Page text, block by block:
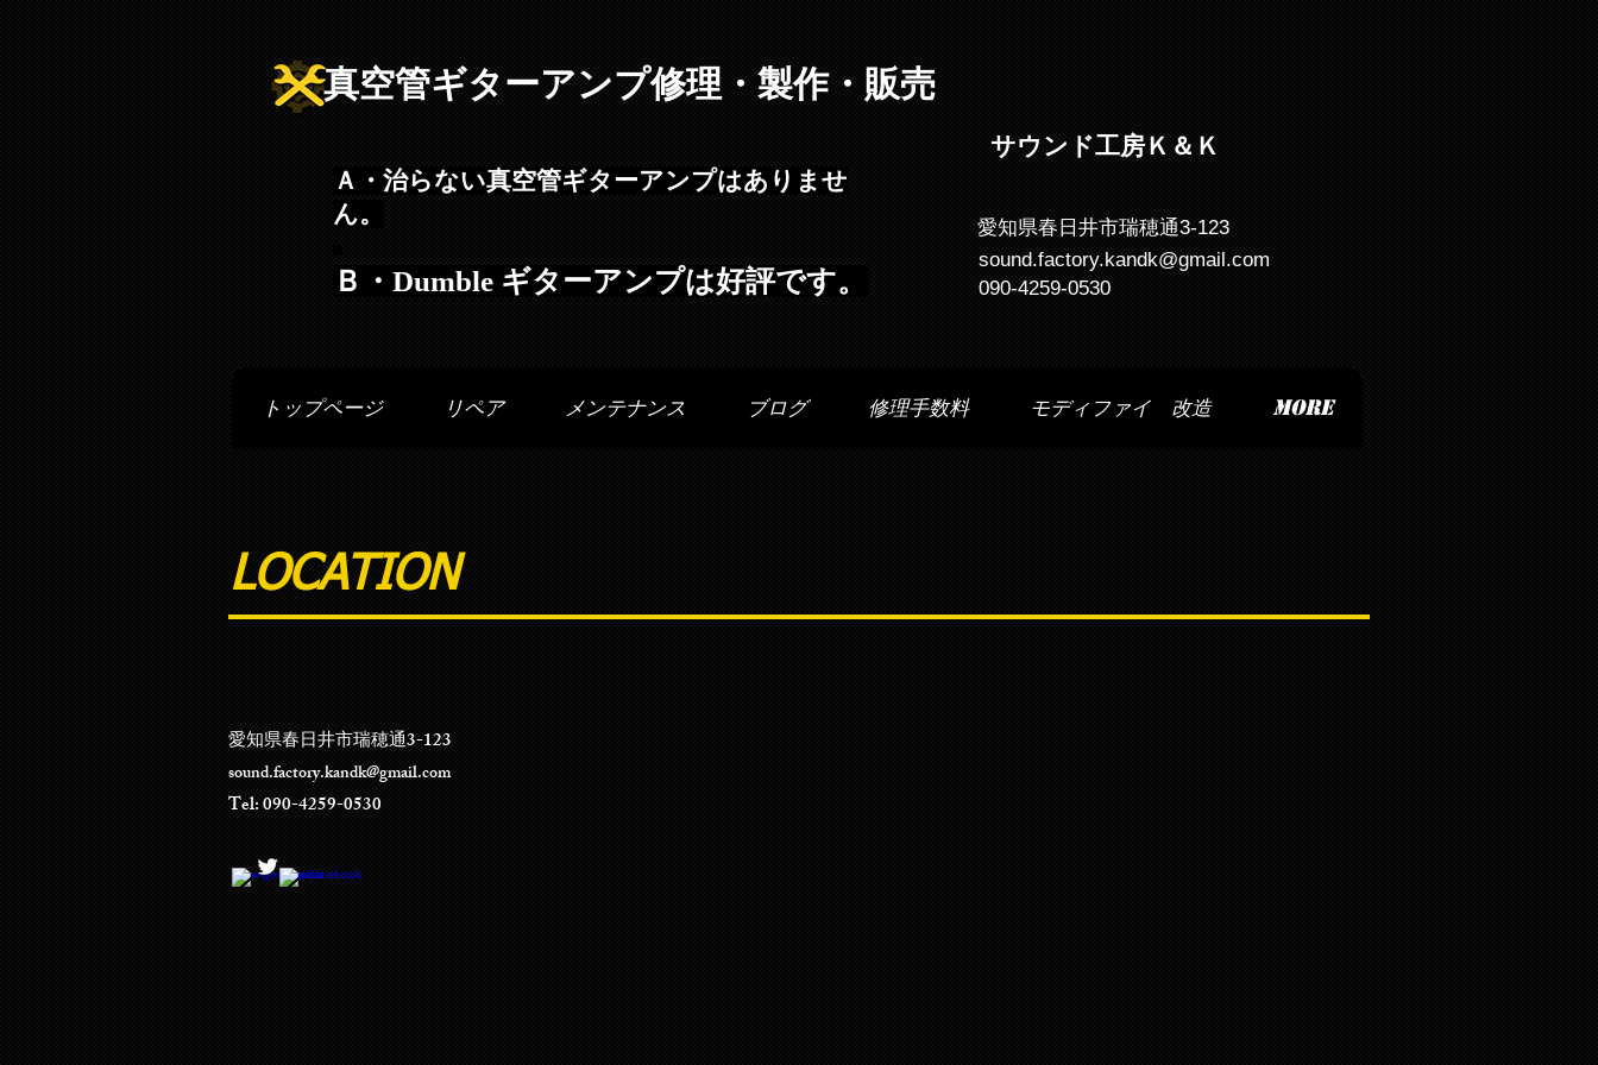
真空管ギターアンプ修理・製作・販売
サウンド工房Ｋ＆Ｋ
Ａ・治らない真空管ギターアンプはありませ
ん。
Ｂ・Dumble ギターアンプは好評です。
愛知県春日井市瑞穂通3-123
sound.factory.kandk@gmail.com
090-4259-0530
トップページ リペア メンテナンス ブログ 修理手数料 モディファイ 改造 More
LOCATION
愛知県春日井市瑞穂通3-123
sound.factory.kandk@gmail.com
Tel: 090-4259-0530